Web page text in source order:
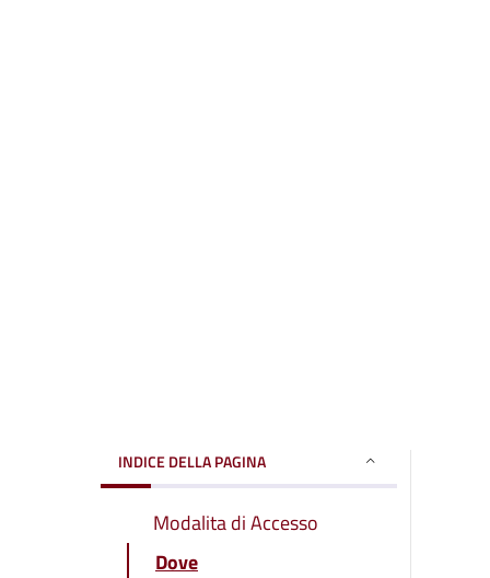
INDICE DELLA PAGINA
Modalita di Accesso
Dove